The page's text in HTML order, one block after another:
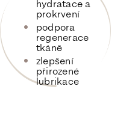
hydratace a
prokrvení
podpora
regenerace
tkáně
zlepšení
přirozené
lubrikace